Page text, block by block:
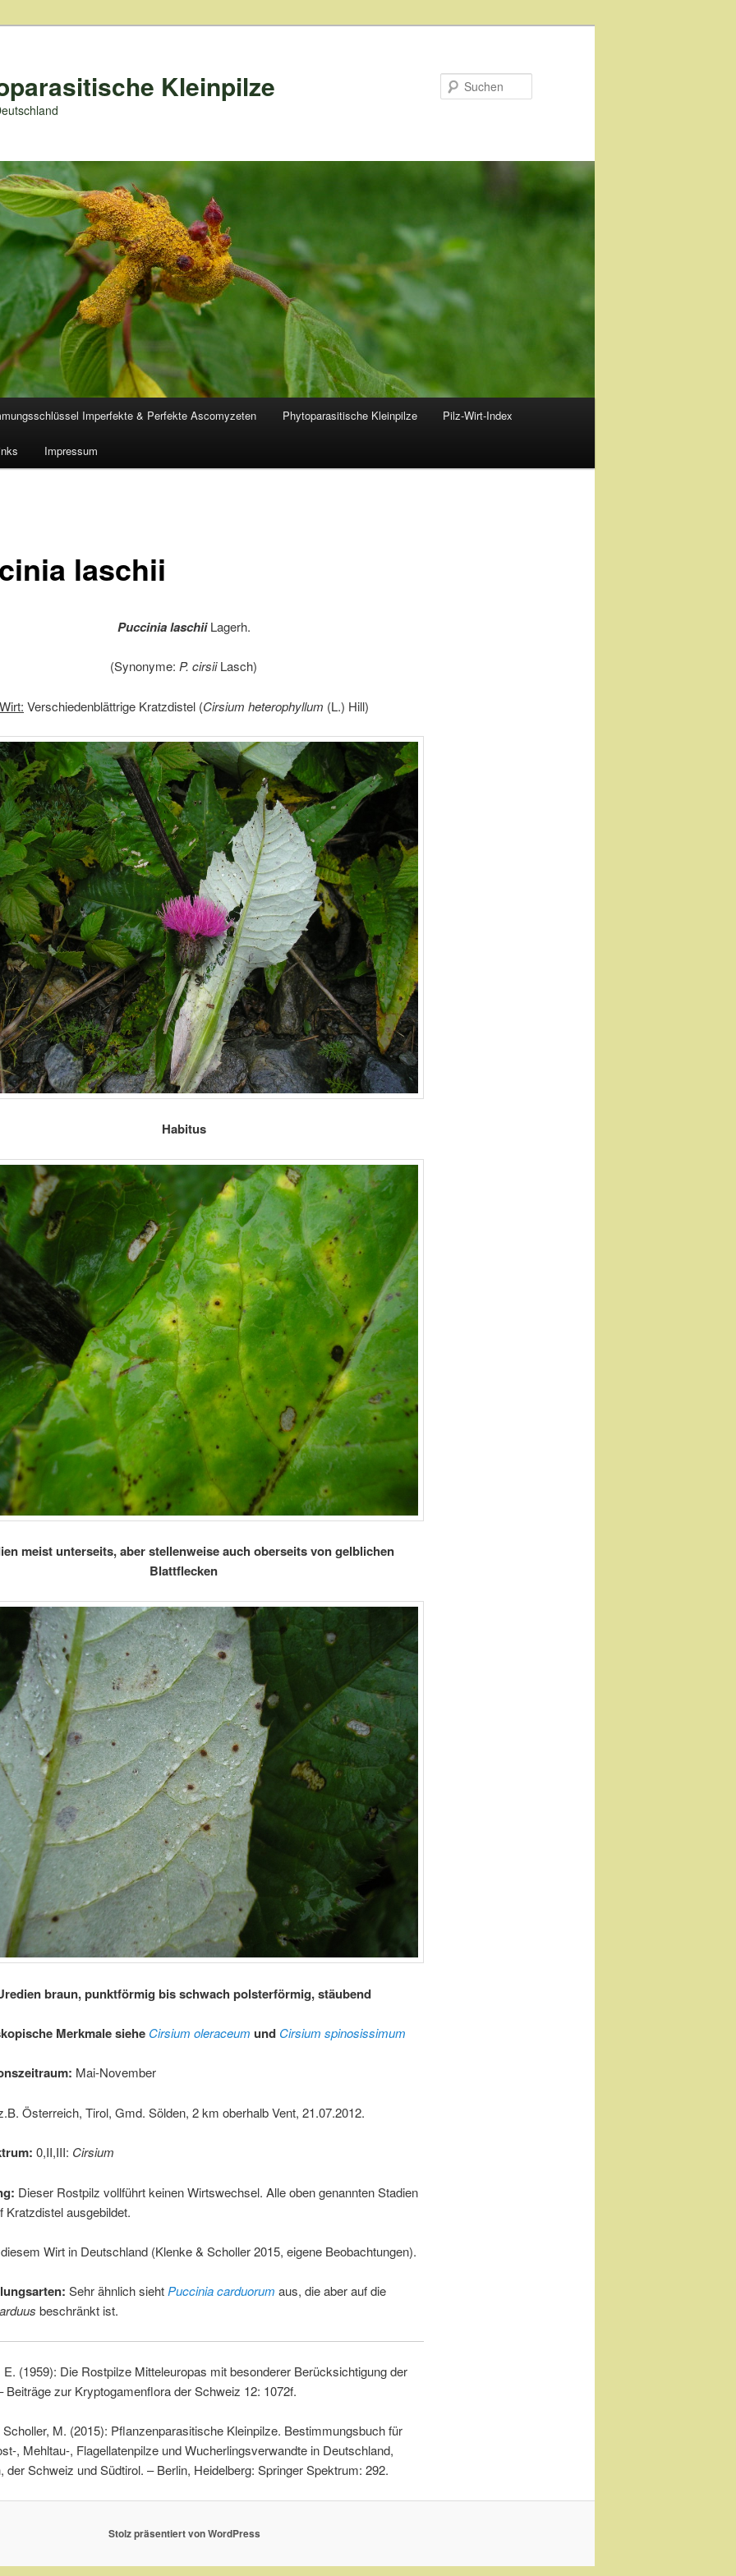
Kleinpilze
Imperfekte & Perfekte Ascomyzeten Phytoparasitische Kleinpilze Pilz-Wirt-Index
Impressum
laschii
Puccinia laschiiLagerh.
(Synonyme:P. cirsiiLasch)
Verschiedenblättrige Kratzdistel (Cirsium heterophyllum (L.) Hill)
Habitus
meist unterseits, aber stellenweise auch oberseits von gelblichen
Blattflecken
braun, punktförmig bis schwach polsterförmig, stäubend
Merkmale siehe Cirsium oleraceum und Cirsium spinosissimum
Mai-November
Österreich, Tirol, Gmd. Sölden, 2 km oberhalb Vent, 21.07.2012.
0,II,III: Cirsium
Dieser Rostpilz vollführt keinen Wirtswechsel. Alle oben genannten Stadien
Kratzdistel ausgebildet.
Wirt in Deutschland (Klenke & Scholler 2015, eigene Beobachtungen).
Sehr ähnlich siehtPuccinia carduorum aus, die aber auf die
beschränkt ist.
(1959): Die Rostpilze Mitteleuropas mit besonderer Berücksichtigung der
Beiträge zur Kryptogamenflora der Schweiz 12: 1072f.
Scholler, M. (2015): Pflanzenparasitische Kleinpilze. Bestimmungsbuch für
, Mehltau-, Flagellatenpilze und Wucherlingsverwandte in Deutschland,
der Schweiz und Südtirol. – Berlin, Heidelberg: Springer Spektrum: 292.
Stolz präsentiert von WordPress